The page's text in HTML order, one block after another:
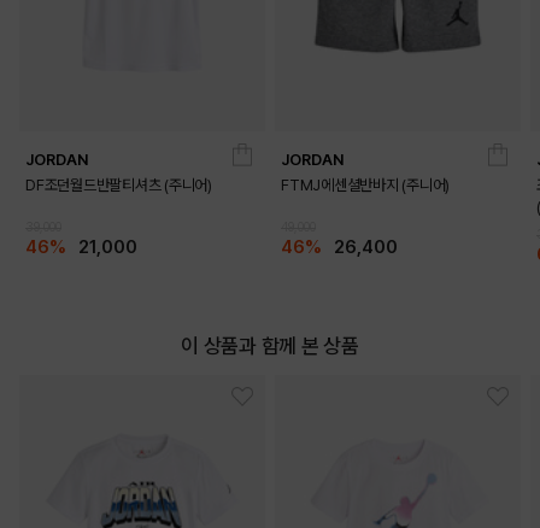
JORDAN
DF조던월드반팔티셔츠 (주니어)
46% 21,000
JORDAN
FTMJ에센셜반바지 (주니어)
46% 26,400
이 상품과 함께 본 상품